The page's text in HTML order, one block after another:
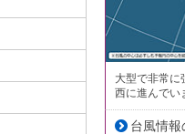
大型で非常に
西に進んでい
台風情報